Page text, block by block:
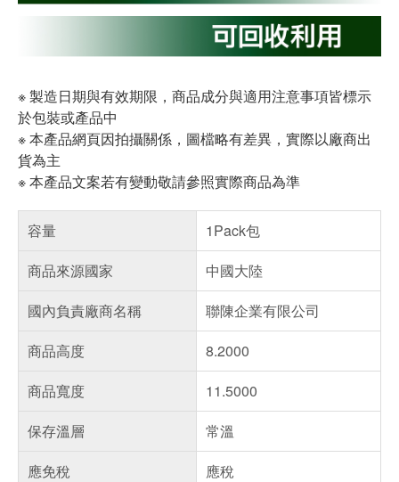
※ 製造日期與有效期限，商品成分與適用注意事項皆標示
於包裝或產品中
※ 本產品網頁因拍攝關係，圖檔略有差異，實際以廠商出
貨為主
※ 本產品文案若有變動敬請參照實際商品為準
容量
1Pack包
商品來源國家
中國大陸
國內負責廠商名稱
聯陳企業有限公司
商品高度
8.2000
商品寬度
11.5000
保存溫層
常溫
應免稅
應稅